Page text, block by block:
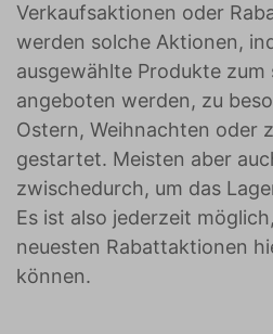
Verkaufsaktionen oder
werden solche Aktionen,
ausgewählte Produkte
angeboten werden, zu
Ostern, Weihnachten oder
gestartet. Meisten aber
zwischedurch, um das
Es ist also jederzeit
neuesten Rabattaktionen
können.